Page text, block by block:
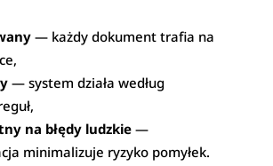
— każdy dokument trafia na
— system działa według
na błędy ludzkie—
minimalizuje ryzyko pomyłek.